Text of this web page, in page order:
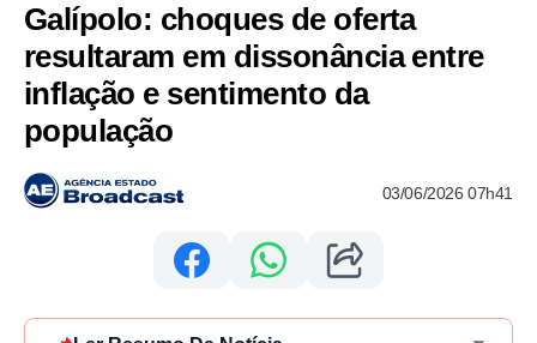
Galípolo: choques de oferta
resultaram em dissonância entre
inflação e sentimento da
população
03/06/2026 07h41